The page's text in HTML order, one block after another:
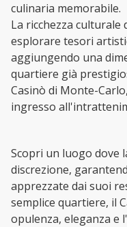
culinaria memorabile.
La ricchezza culturale
esplorare tesori
aggiungendo una
quartiere già
Casinò di Monte-
ingresso
Scopri un luogo dove
discrezione,
apprezzate dai suoi
semplice quartiere, il
opulenza, eleganza e